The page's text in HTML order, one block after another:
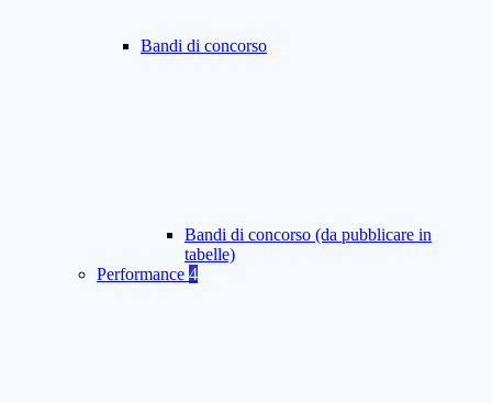
Bandi di concorso
Bandi di concorso (da pubblicare in
tabelle)
Performance 4